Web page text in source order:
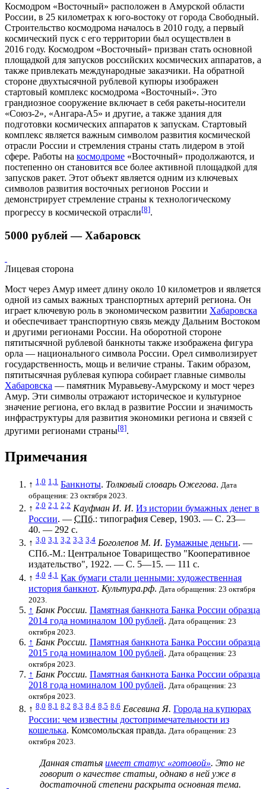
Космодром «Восточный» расположен в Амурской области
России, в 25 километрах к юго-востоку от города Свободный.
Строительство космодрома началось в 2010 году, а первый
космический пуск с его территории был осуществлен в
2016 году. Космодром «Восточный» призван стать основной
площадкой для запусков российских космических аппаратов, а
также привлекать международные заказчики. На обратной
стороне двухтысячной рублевой купюры изображен
стартовый комплекс космодрома «Восточный». Это
грандиозное сооружение включает в себя ракеты-носители
«Союз-2», «Ангара-А5» и другие, а также здания для
подготовки космических аппаратов к запускам. Стартовый
комплекс является важным символом развития космической
отрасли России и стремления страны стать лидером в этой
сфере. Работы на космодроме «Восточный» продолжаются, и
постепенно он становится все более активной площадкой для
запусков ракет. Этот объект является одним из ключевых
символов развития восточных регионов России и
демонстрирует стремление страны к технологическому
прогрессу в космической отрасли[8].
5000 рублей — Хабаровск
Лицевая сторона
Мост через Амур имеет длину около 10 километров и является
одной из самых важных транспортных артерий региона. Он
играет ключевую роль в экономическом развитии Хабаровска
и обеспечивает транспортную связь между Дальним Востоком
и другими регионами России. На оборотной стороне
пятитысячной рублевой банкноты также изображена фигура
орла — национального символа России. Орел символизирует
государственность, мощь и величие страны. Таким образом,
пятитысячная рублевая купюра собирает главные символы
Хабаровска — памятник Муравьеву-Амурскому и мост через
Амур. Эти символы отражают историческое и культурное
значение региона, его вклад в развитие России и значимость
инфраструктуры для развития экономики региона и связей с
другими регионами страны[8].
Примечания
↑ 1,0 1,1 Банкноты. Толковый словарь Ожегова. Дата
обращения: 23 октября 2023.
↑ 2,0 2,1 2,2 Кауфман И. И. Из истории бумажных денег в
России. — СПб.: типография Север, 1903. — С. 23—
40. — 292 с.
↑ 3,0 3,1 3,2 3,3 3,4 Боголепов М. И. Бумажные деньги. —
СПб.-М.: Центральное Товарищество "Кооперативное
издательство", 1922. — С. 5—15. — 111 с.
↑ 4,0 4,1 Как бумаги стали ценными: художественная
история банкнот. Культура.рф. Дата обращения: 23 октября
2023.
↑ Банк России. Памятная банкнота Банка России образца
2014 года номиналом 100 рублей. Дата обращения: 23
октября 2023.
↑ Банк России. Памятная банкнота Банка России образца
2015 года номиналом 100 рублей. Дата обращения: 23
октября 2023.
↑ Банк России. Памятная банкнота Банка России образца
2018 года номиналом 100 рублей. Дата обращения: 23
октября 2023.
↑ 8,0 8,1 8,2 8,3 8,4 8,5 8,6 Евсевина Я. Города на купюрах
России: чем известны достопримечательности из
кошелька. Комсомольская правда. Дата обращения: 23
октября 2023.
Данная статья имеет статус «готовой». Это не
говорит о качестве статьи , однако в ней уже в
достаточной степени раскрыта основная тема.